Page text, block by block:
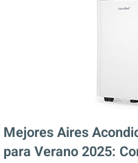
Mejores Aires
para Verano 2025: